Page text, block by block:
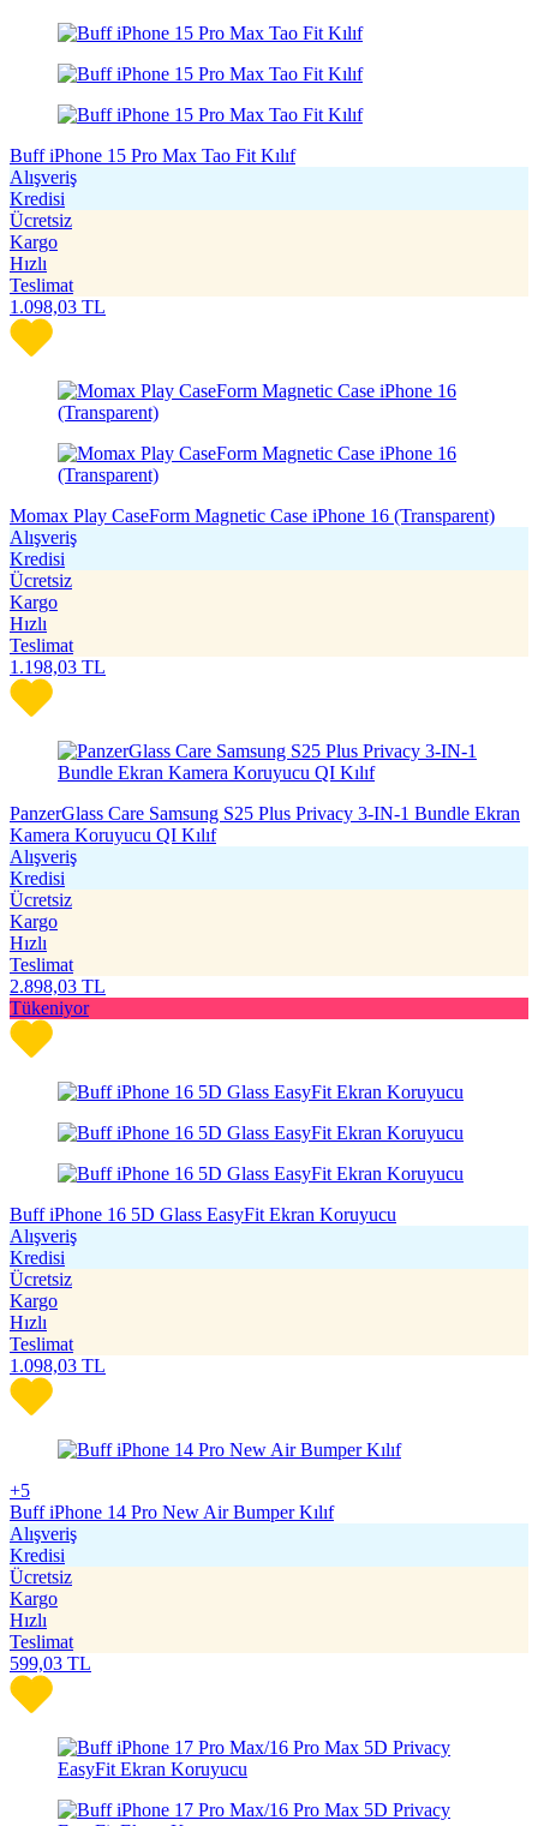
Buff iPhone 15 Pro Max Tao Fit Kılıf
Alışveriş
Kredisi
Ücretsiz
Kargo
Hızlı
Teslimat
1.098,03 TL
Momax Play CaseForm Magnetic Case iPhone 16 (Transparent)
Alışveriş
Kredisi
Ücretsiz
Kargo
Hızlı
Teslimat
1.198,03 TL
PanzerGlass Care Samsung S25 Plus Privacy 3-IN-1 Bundle Ekran
Kamera Koruyucu QI Kılıf
Alışveriş
Kredisi
Ücretsiz
Kargo
Hızlı
Teslimat
2.898,03 TL
Tükeniyor
Buff iPhone 16 5D Glass EasyFit Ekran Koruyucu
Alışveriş
Kredisi
Ücretsiz
Kargo
Hızlı
Teslimat
1.098,03 TL
+5
Buff iPhone 14 Pro New Air Bumper Kılıf
Alışveriş
Kredisi
Ücretsiz
Kargo
Hızlı
Teslimat
599,03 TL